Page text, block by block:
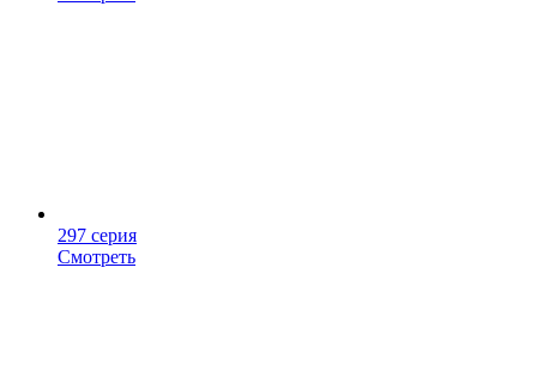
297 серия
Смотреть